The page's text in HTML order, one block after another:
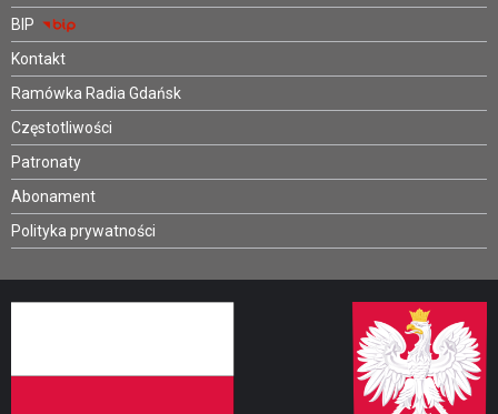
BIP
Kontakt
Ramówka Radia Gdańsk
Częstotliwości
Patronaty
Abonament
Polityka prywatności